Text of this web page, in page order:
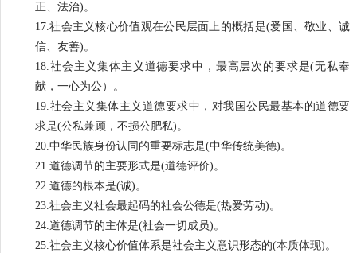
正、法治)。
17.社会主义核心价值观在公民层面上的概括是(爱国、敬业、诚
信、友善)。
18.社会主义集体主义道德要求中，最高层次的要求是(无私奉
献，一心为公）。
19.社会主义集体主义道德要求中，对我国公民最基本的道德要
求是(公私兼顾，不损公肥私)。
20.中华民族身份认同的重要标志是(中华传统美德)。
21.道德调节的主要形式是(道德评价)。
22.道德的根本是(诚)。
23.社会主义社会最起码的社会公德是(热爱劳动)。
24.道德调节的主体是(社会一切成员)。
25.社会主义核心价值体系是社会主义意识形态的(本质体现)。